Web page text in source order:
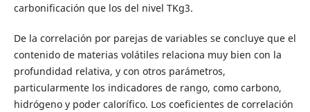
carbonificación que los del nivel TKg3.
De la correlación por parejas de variables se concluye que el
contenido de materias volátiles relaciona muy bien con la
profundidad relativa, y con otros parámetros,
particularmente los indicadores de rango, como carbono,
hidrógeno y poder calorífico. Los coeficientes de correlación